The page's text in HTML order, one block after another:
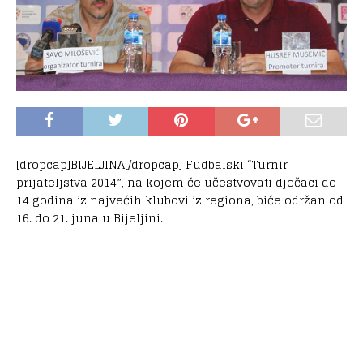
[dropcap]BIJELJINA[/dropcap] Fudbalski “Turnir
prijateljstva 2014”, na kojem će učestvovati dječaci do
14 godina iz najvećih klubovi iz regiona, biće održan od
16. do 21. juna u Bijeljini.